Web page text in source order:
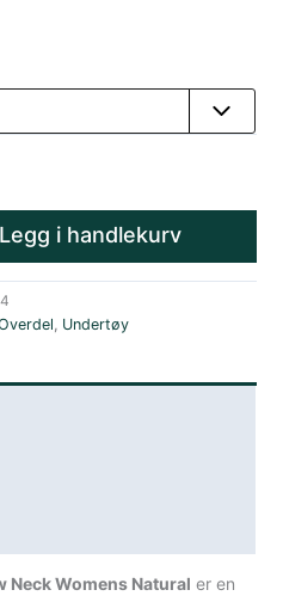
Legg i handlekurv
, Undertøy
Neck Womens Natural er en